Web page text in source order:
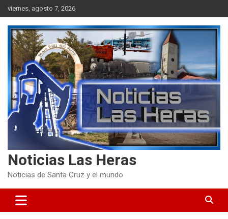
Skip
to
content
viernes, agosto 7, 2026
Noticias Las Heras
Noticias de Santa Cruz y el mundo